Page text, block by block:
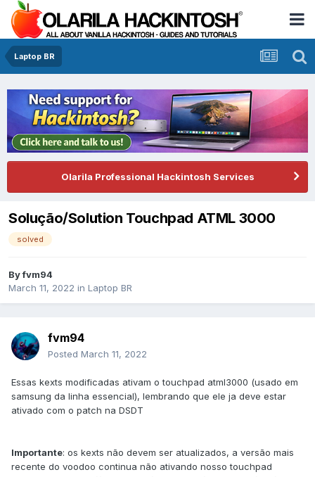
Laptop BR
Olarila Professional Hackintosh Services
Solução/Solution Touchpad ATML 3000
solved
Byfvm94
March 11, 2022 in Laptop BR
fvm94
Posted March 11, 2022
Essas kexts modificadas ativam o touchpad atml3000 (usado em
samsung da linha essencial), lembrando que ele ja deve estar
ativado com o patch na DSDT
Importante: os kexts não devem ser atualizados, a versão mais
recente do voodoo continua não ativando nosso touchpad